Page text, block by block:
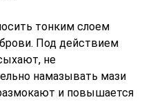
тонким слоем
Под действием
не
намазывать мази
и повышается